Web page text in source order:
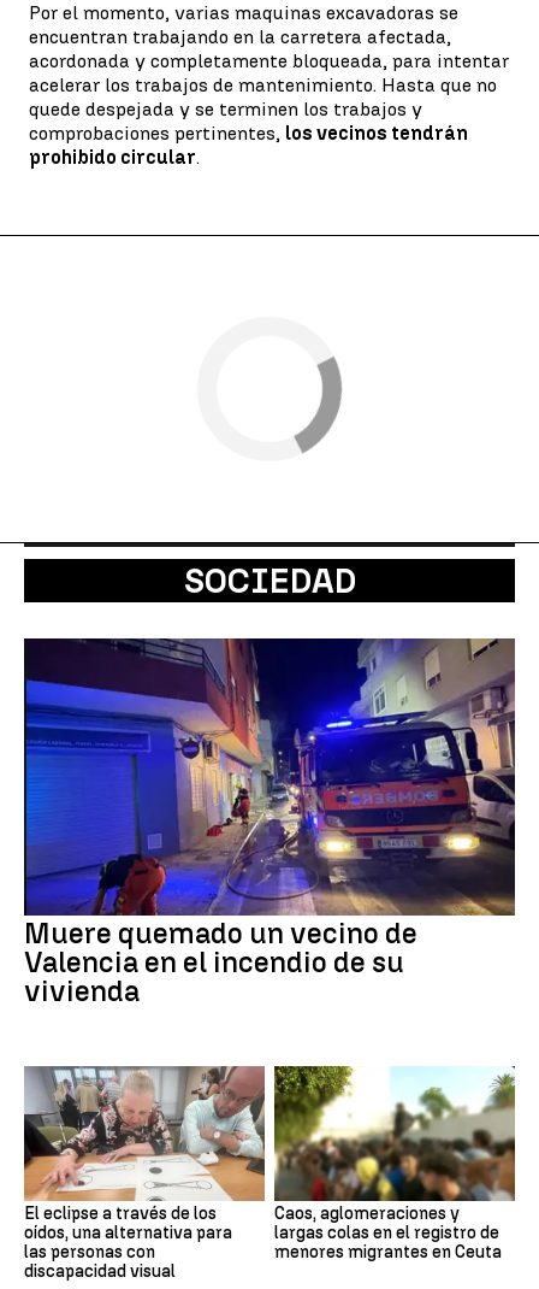
Por el momento, varias maquinas excavadoras se
encuentran trabajando en la carretera afectada,
acordonada y completamente bloqueada, para intentar
acelerar los trabajos de mantenimiento. Hasta que no
quede despejada y se terminen los trabajos y
comprobaciones pertinentes, los vecinos tendrán
prohibido circular.
SOCIEDAD
Muere quemado un vecino de
Valencia en el incendio de su
vivienda
El eclipse a través de los
oídos, una alternativa para
las personas con
discapacidad visual
Caos, aglomeraciones y
largas colas en el registro de
menores migrantes en Ceuta